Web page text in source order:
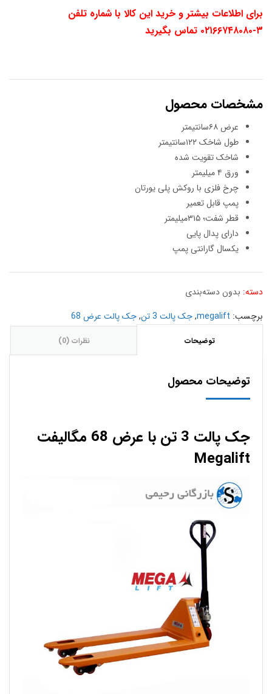
برای اطلاعات بیشتر و خرید این کالا با شماره تلفن
۳-۰۲۱۶۶۷۴۸۰۸۰ تماس بگیرید
مشخصات محصول
عرض ۶۸سانتیمتر
طول شاخک ۱۲۲سانتیمتر
شاخک تقویت شده
ورق ۴ میلیمتر
چرخ فلزی با روکش پلی یورتان
پمپ قابل تعمیر
قطر شفت؛ ۳۱۵میلیمتر
دارای پدال پایی
یکسال گارانتی پمپ
دسته: بدون دسته‌بندی
برچسب: megalift
,جک پالت 3 تن ,جک پالت عرض 68
توضیحات نظرات (0)
توضیحات محصول
جک پالت 3 تن با عرض 68 مگالیفت
Megalift